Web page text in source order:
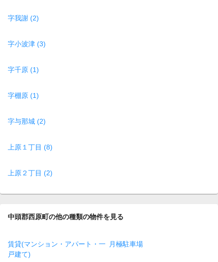
字我謝 (2)
字小波津 (3)
字千原 (1)
字棚原 (1)
字与那城 (2)
上原１丁目 (8)
上原２丁目 (2)
中頭郡西原町の他の種類の物件を見る
賃貸(マンション・アパート・一
戸建て)
月極駐車場